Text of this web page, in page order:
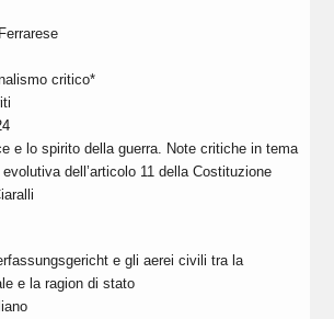
critico*
e lo spirito della guerra. Note critiche in tema
dell’articolo 11 della Costituzione
e gli aerei civili tra la
e la ragion di stato